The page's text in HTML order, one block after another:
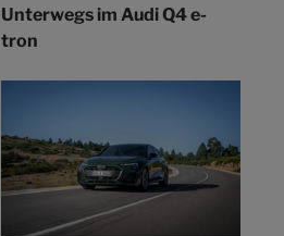
Unterwegs im Audi Q4 e-
tron